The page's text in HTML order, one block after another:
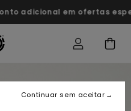
em ofertas especiais
Continuar sem aceitar